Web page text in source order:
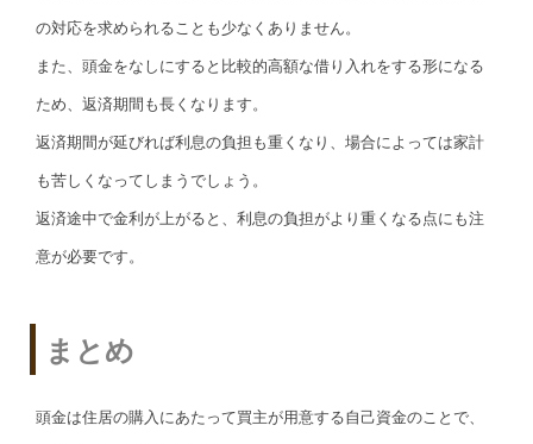
の対応を求められることも少なくありません。
また、頭金をなしにすると比較的高額な借り入れをする形になる
ため、返済期間も長くなります。
返済期間が延びれば利息の負担も重くなり、場合によっては家計
も苦しくなってしまうでしょう。
返済途中で金利が上がると、利息の負担がより重くなる点にも注
意が必要です。
まとめ
頭金は住居の購入にあたって買主が用意する自己資金のことで、